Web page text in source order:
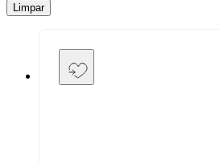
Limpar